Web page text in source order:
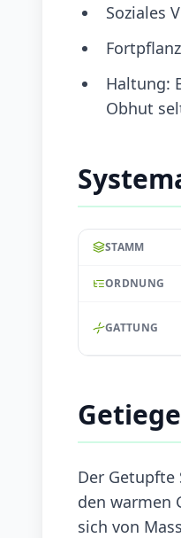
Soziales
Haltung:
Obhut
STAMM
ORDNUNG
GATTUNG
Der
den warmen
sich von